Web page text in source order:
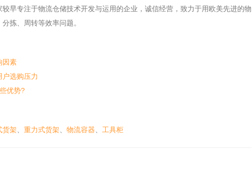
早专注于物流仓储技术开发与运用的企业，诚信经营，致力于用欧美先进的物
拣、周转等效率问题。
因素
选购压力
优势?
货架 重力式货架 物流容器 工具柜